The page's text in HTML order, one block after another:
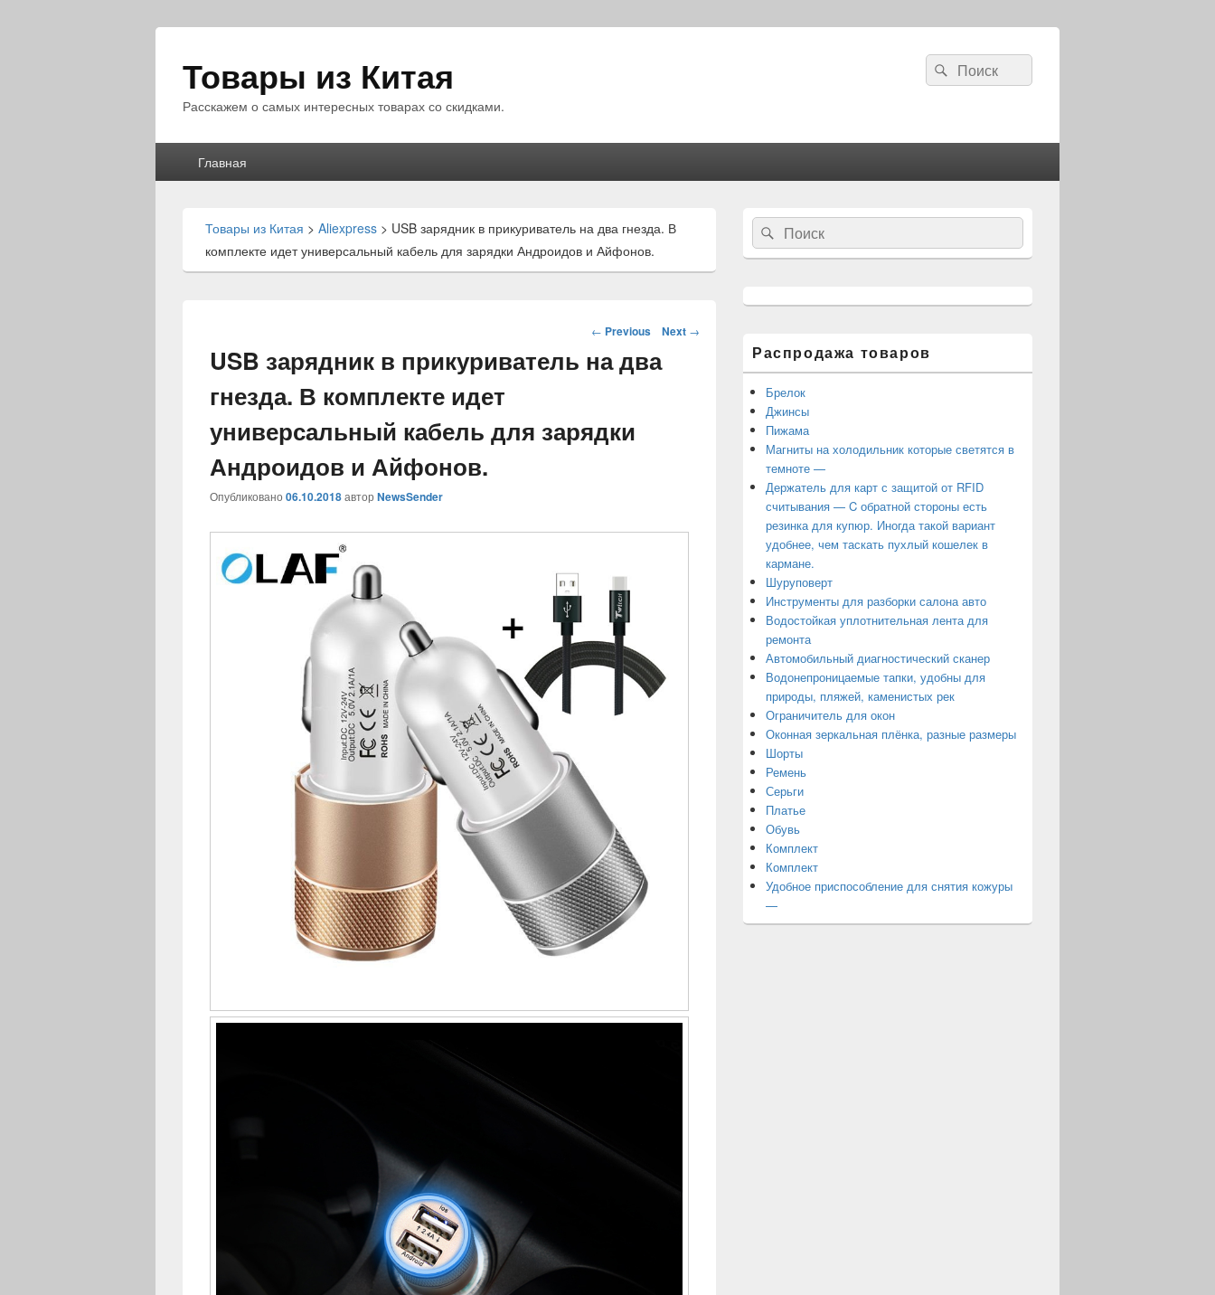
Товары из Китая
Расскажем о самых интересных товарах со скидками.
Search
for:
Search
Главная
Товары из Китая > Aliexpress > USB зарядник в прикуриватель на два гнезда. В
комплекте идет универсальный кабель для зарядки Андроидов и Айфонов.
Навигация
статьям
← Previous Next →
USB зарядник в прикуриватель на два
гнезда. В комплекте идет
универсальный кабель для зарядки
Андроидов и Айфонов.
Опубликовано 06.10.2018автор NewsSender
Область
основной
боковой
панели
Search
for:
Search
Распродажа товаров
Брелок
Джинсы
Пижама
Магниты на холодильник которые светятся в
темноте —
Держатель для карт с защитой от RFID
считывания — C обратной стороны есть
резинка для купюр. Иногда такой вариант
удобнее, чем таскать пухлый кошелек в
кармане.
Шуруповерт
Инструменты для разборки салона авто
Водостойкая уплотнительная лента для
ремонта
Автомобильный диагностический сканер
Водонепроницаемые тапки, удобны для
природы, пляжей, каменистых рек
Ограничитель для окон
Оконная зеркальная плёнка, разные размеры
Шорты
Ремень
Серьги
Платье
Обувь
Комплект
Комплект
Удобное приспособление для снятия кожуры
—